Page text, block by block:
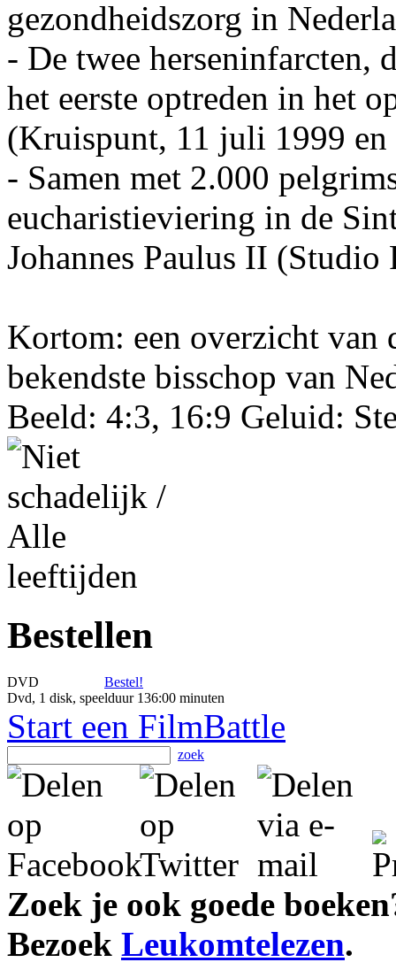
gezondheidszorg in
- De twee herseninfarcten,
het eerste optreden in het
(Kruispunt, 11 juli 1999
- Samen met 2.000
eucharistieviering in de
Johannes Paulus II
Kortom: een overzicht van
bekendste bisschop van
Beeld: 4:3, 16:9 Geluid:
Bestellen
DVD
Bestel!
Dvd, 1 disk, speelduur 136:00 minuten
Start een FilmBattle
zoek
Zoek je ook goede
Bezoek Leukomtelezen.